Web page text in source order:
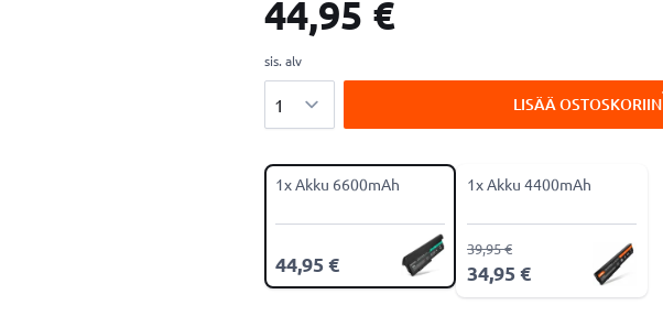
44,95 €
sis. alv
LISÄÄ OSTOSKORIIN
1x Akku 6600mAh
44,95 €
1x Akku 4400mAh
34,95 €
39,95 €